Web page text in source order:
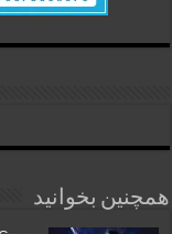
همچنین بخوانید